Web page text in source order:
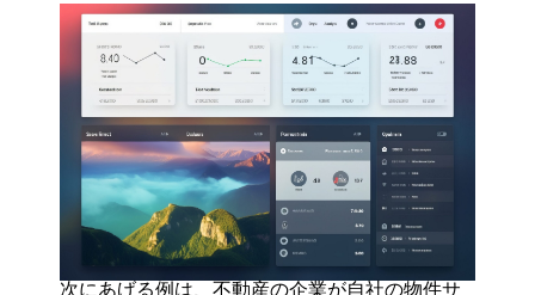
次にあげる例は、不動産の企業が自社の物件サ